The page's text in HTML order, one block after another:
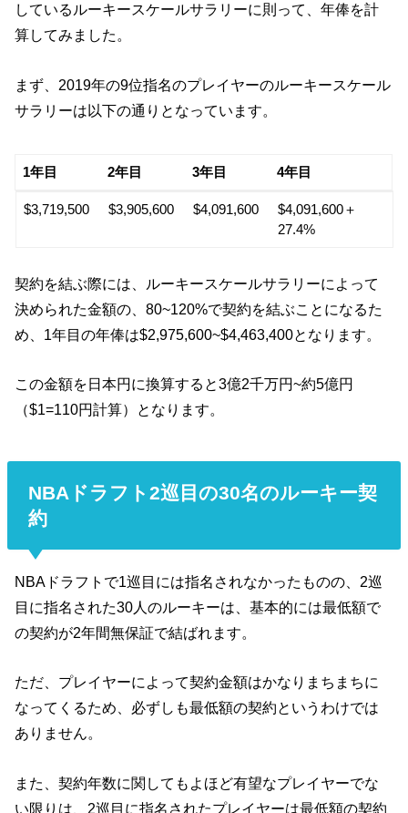
しているルーキースケールサラリーに則って、年俸を計
算してみました。
まず、2019年の9位指名のプレイヤーのルーキースケール
サラリーは以下の通りとなっています。
1年目 2年目 3年目
4年目
1年目
2年目 3年目 4年目
$3,719,500 $3,905,600 $4,091,600
$4,091,600＋
27.4%
契約を結ぶ際には、ルーキースケールサラリーによって
決められた金額の、80~120%で契約を結ぶことになるた
め、1年目の年俸は$2,975,600~$4,463,400となります。
この金額を日本円に換算すると3億2千万円~約5億円
（$1=110円計算）となります。
NBAドラフト2巡目の30名のルーキー契
約
NBAドラフトで1巡目には指名されなかったものの、2巡
目に指名された30人のルーキーは、基本的には最低額で
の契約が2年間無保証で結ばれます。
ただ、プレイヤーによって契約金額はかなりまちまちに
なってくるため、必ずしも最低額の契約というわけでは
ありません。
また、契約年数に関してもよほど有望なプレイヤーでな
い限りは、2巡目に指名されたプレイヤーは最低額の契約